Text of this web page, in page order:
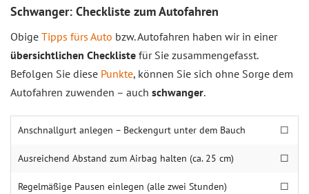
Schwanger: Checkliste zum Autofahren
Obige Tipps fürs Auto bzw. Autofahren haben wir in einer
übersichtlichen Checkliste für Sie zusammengefasst.
Befolgen Sie diese Punkte, können Sie sich ohne Sorge dem
Autofahren zuwenden – auch schwanger.
Anschnallgurt anlegen – Beckengurt unter dem Bauch ☐
Ausreichend Abstand zum Airbag halten (ca. 25 cm) ☐
Regelmäßige Pausen einlegen (alle zwei Stunden) ☐